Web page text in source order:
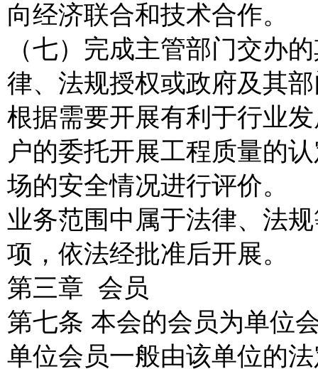
向经济联合和技术合作。
（七）完成主管部门交办
律、法规授权或政府及其
根据需要开展有利于行业
户的委托开展工程质量的
场的安全情况进行评价。
业务范围中属于法律、法
项，依法经批准后开展。
第三章 会员
第七条 本会的会员为单位
单位会员一般由该单位的